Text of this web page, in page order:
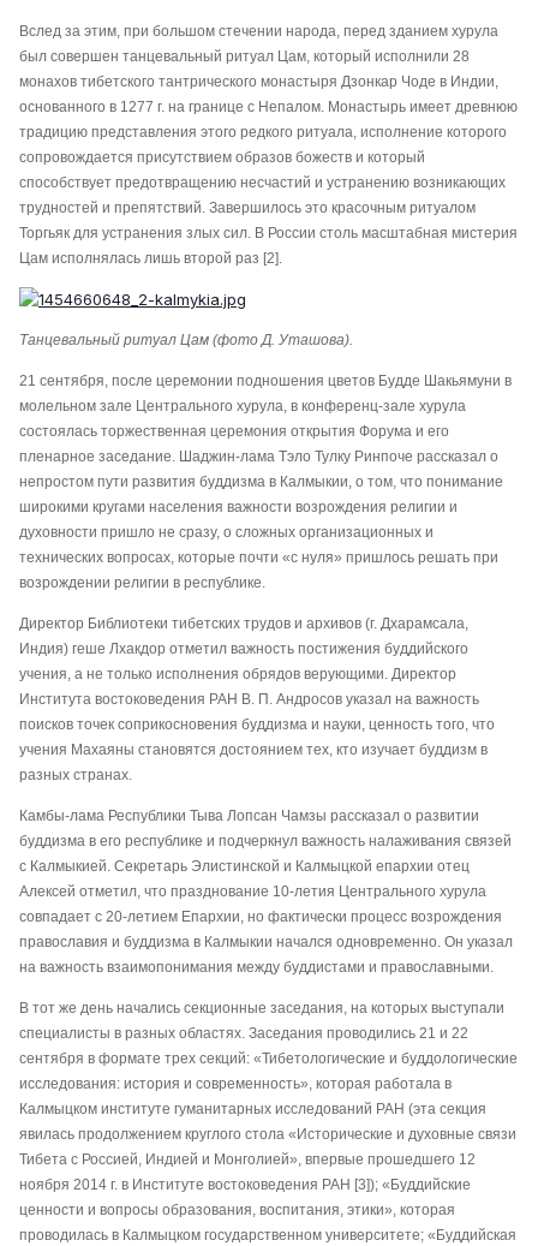
Вслед за этим, при большом стечении народа, перед зданием хурула
был совершен танцевальный ритуал Цам, который исполнили 28
монахов тибетского тантрического монастыря Дзонкар Чоде в Индии,
основанного в 1277 г. на границе с Непалом. Монастырь имеет древнюю
традицию представления этого редкого ритуала, исполнение которого
сопровождается присутствием образов божеств и который
способствует предотвращению несчастий и устранению возникающих
трудностей и препятствий. Завершилось это красочным ритуалом
Торгьяк для устранения злых сил. В России столь масштабная мистерия
Цам исполнялась лишь второй раз [2].
Танцевальный ритуал Цам (фото Д. Уташова).
21 сентября, после церемонии подношения цветов Будде Шакьямуни в
молельном зале Центрального хурула, в конференц-зале хурула
состоялась торжественная церемония открытия Форума и его
пленарное заседание. Шаджин-лама Тэло Тулку Ринпоче рассказал о
непростом пути развития буддизма в Калмыкии, о том, что понимание
широкими кругами населения важности возрождения религии и
духовности пришло не сразу, о сложных организационных и
технических вопросах, которые почти «с нуля» пришлось решать при
возрождении религии в республике.
Директор Библиотеки тибетских трудов и архивов (г. Дхарамсала,
Индия) геше Лхакдор отметил важность постижения буддийского
учения, а не только исполнения обрядов верующими. Директор
Института востоковедения РАН В. П. Андросов указал на важность
поисков точек соприкосновения буддизма и науки, ценность того, что
учения Махаяны становятся достоянием тех, кто изучает буддизм в
разных странах.
Камбы-лама Республики Тыва Лопсан Чамзы рассказал о развитии
буддизма в его республике и подчеркнул важность налаживания связей
с Калмыкией. Секретарь Элистинской и Калмыцкой епархии отец
Алексей отметил, что празднование 10-летия Центрального хурула
совпадает с 20-летием Епархии, но фактически процесс возрождения
православия и буддизма в Калмыкии начался одновременно. Он указал
на важность взаимопонимания между буддистами и православными.
В тот же день начались секционные заседания, на которых выступали
специалисты в разных областях. Заседания проводились 21 и 22
сентября в формате трех секций: «Тибетологические и буддологические
исследования: история и современность», которая работала в
Калмыцком институте гуманитарных исследований РАН (эта секция
явилась продолжением круглого стола «Исторические и духовные связи
Тибета с Россией, Индией и Монголией», впервые прошедшего 12
ноября 2014 г. в Институте востоковедения РАН [3]); «Буддийские
ценности и вопросы образования, воспитания, этики», которая
проводилась в Калмыцком государственном университете; «Буддийская